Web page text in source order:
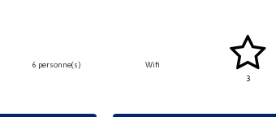
6 personne(s)
Wifi
3